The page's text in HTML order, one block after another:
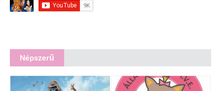
Népszerű